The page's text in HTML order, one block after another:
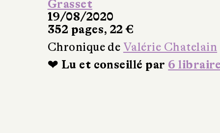
Grasset
19/08/2020
352 pages, 22 €
Chronique de Valérie Chatelain
❤ Lu et conseillé par 6